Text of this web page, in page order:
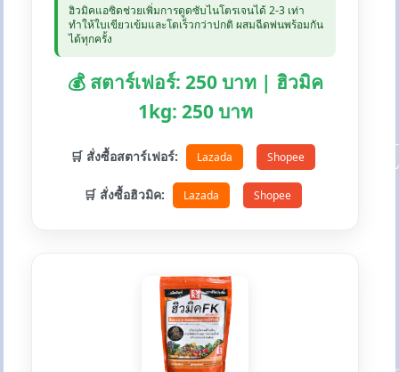
ฮิวมิคแอซิดช่วยเพิ่มการดูดซับไนโตรเจนได้ 2-3 เท่า
ทำให้ใบเขียวเข้มและโตเร็วกว่าปกติ ผสมฉีดพ่นพร้อมกัน
ได้ทุกครั้ง
💰 สตาร์เฟอร์: 250 บาท | ฮิวมิค
1kg: 250 บาท
🛒 สั่งซื้อสตาร์เฟอร์: Lazada Shopee
🛒 สั่งซื้อฮิวมิค: Lazada Shopee